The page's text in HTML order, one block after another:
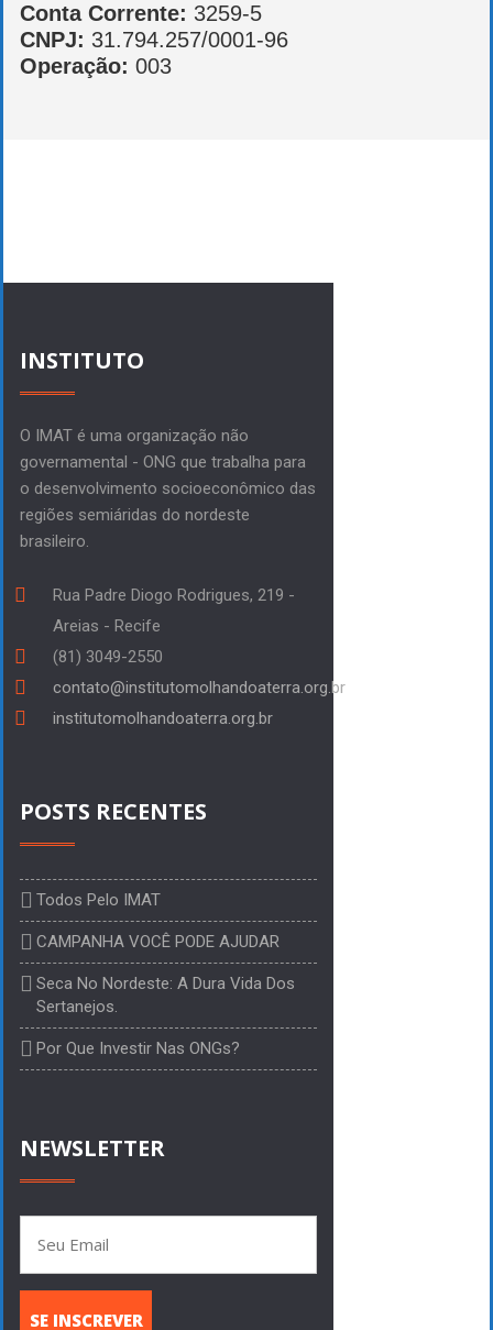
Conta Corrente: 3259-5
CNPJ: 31.794.257/0001-96
Operação: 003
INSTITUTO
O IMAT é uma organização não
governamental - ONG que trabalha para
o desenvolvimento socioeconômico das
regiões semiáridas do nordeste
brasileiro.
Rua Padre Diogo Rodrigues, 219 -
Areias - Recife
(81) 3049-2550
contato@institutomolhandoaterra.org.br
institutomolhandoaterra.org.br
POSTS RECENTES
Todos Pelo IMAT
CAMPANHA VOCÊ PODE AJUDAR
Seca No Nordeste: A Dura Vida Dos
Sertanejos.
Por Que Investir Nas ONGs?
NEWSLETTER
SE INSCREVER